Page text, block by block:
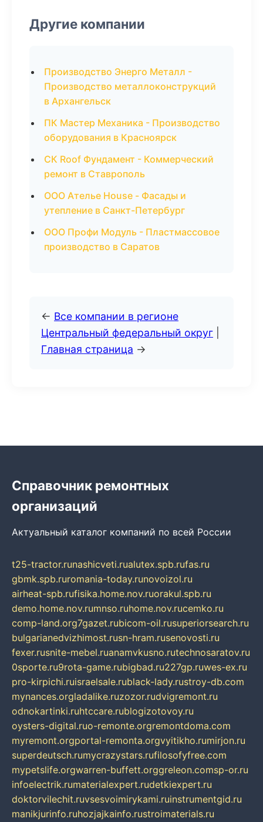
Другие компании
Производство Энерго Металл -
Производство металлоконструкций
в Архангельск
ПК Мастер Механика - Производство
оборудования в Красноярск
СК Roof Фундамент - Коммерческий
ремонт в Ставрополь
ООО Ателье House - Фасады и
утепление в Санкт-Петербург
ООО Профи Модуль - Пластмассовое
производство в Саратов
← Все компании в регионе
Центральный федеральный округ
Главная страница →
Справочник ремонтных
организаций
Актуальный каталог компаний по всей России
t25-tractor.runashicveti.rualutex.spb.rufas.ru
gbmk.spb.ruromania-today.runovoizol.ru
airheat-spb.rufisika.home.nov.ruorakul.spb.ru
demo.home.nov.rumnso.ruhome.nov.rucemko.ru
comp-land.org7gazet.rubicom-oil.rusuperiorsearch.ru
bulgarianedvizhimost.rusn-hram.rusenovosti.ru
fexer.rusnite-mebel.ruanamvkusno.rutechnosaratov.ru
0sporte.ru9rota-game.rubigbad.ru227gp.ruwes-ex.ru
pro-kirpichi.ruisraelsale.rublack-lady.rustroy-db.com
mynances.orgladalike.ruzozor.rudvigremont.ru
odnokartinki.ruhtccare.rublogizotovoy.ru
oysters-digital.ruo-remonte.orgremontdoma.com
myremont.orgportal-remonta.orgvyitikho.rumirjon.ru
superdeutsch.rumycrazystars.rufilosofyfree.com
mypetslife.orgwarren-buffett.orggreleon.comsp-or.ru
infoelectrik.rumaterialexpert.rudetkiexpert.ru
doktorvilechit.ruvsesvoimirykami.ruinstrumentgid.ru
manikjurinfo.ruhozjajkainfo.rustroimaterials.ru